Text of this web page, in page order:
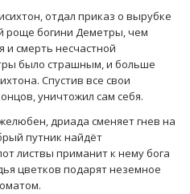
отдал приказ о вырубке
роще богини Деметры, чем
смерть несчастной
было страшным, и больше
Спустив все свои
уничтожил сам себя.
дриада сменяет гнев на
путник найдёт
листвы приманит к нему бога
цветков подарят неземное